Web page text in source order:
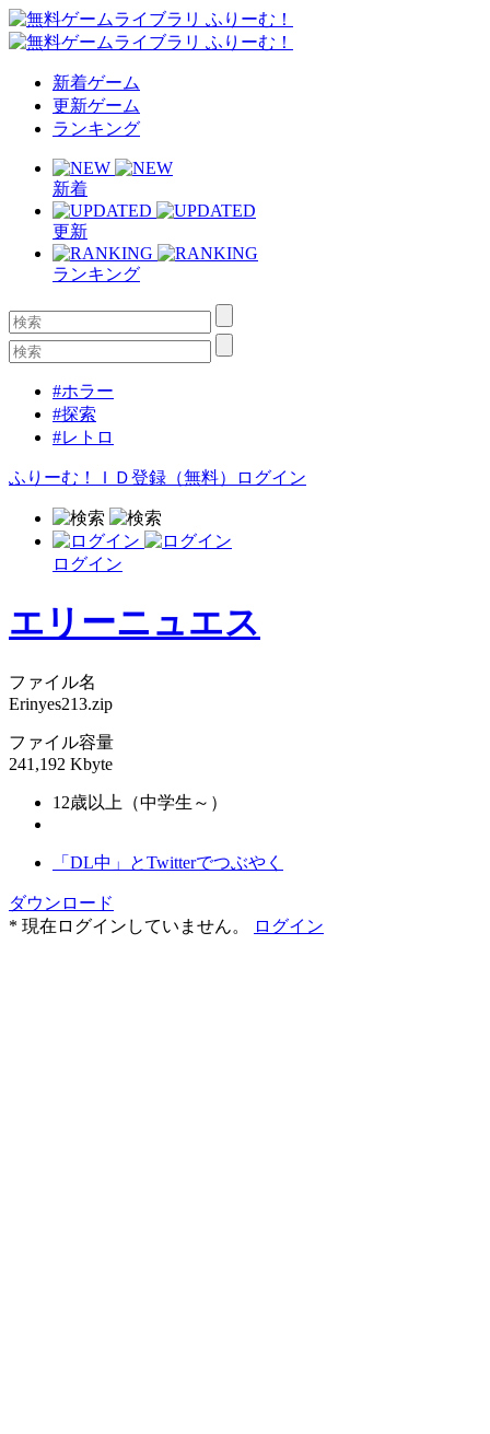
新着ゲーム
更新ゲーム
ランキング
新着
更新
ランキング
#ホラー
#探索
#レトロ
ふりーむ！ＩＤ登録（無料） ログイン
ログイン
エリーニュエス
ファイル名
Erinyes213.zip
ファイル容量
241,192 Kbyte
12歳以上（中学生～）
「DL中」とTwitterでつぶやく
ダウンロード
* 現在ログインしていません。
ログイン